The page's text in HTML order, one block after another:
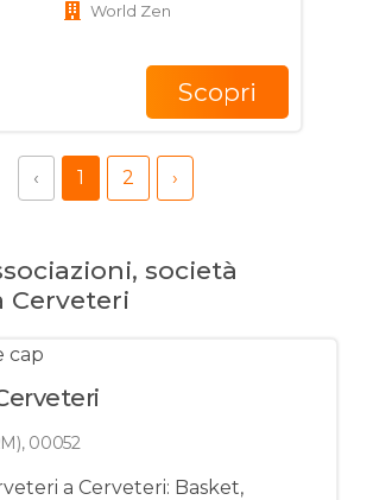
World Zen
Scopri
‹ 1 2 ›
società
Cerveteri
00052
a Cerveteri: Basket,